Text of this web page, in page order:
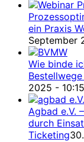
ein Praxis
September
Wie binde
2025 - 10:15
Agbad e.V.
durch
Ticketing